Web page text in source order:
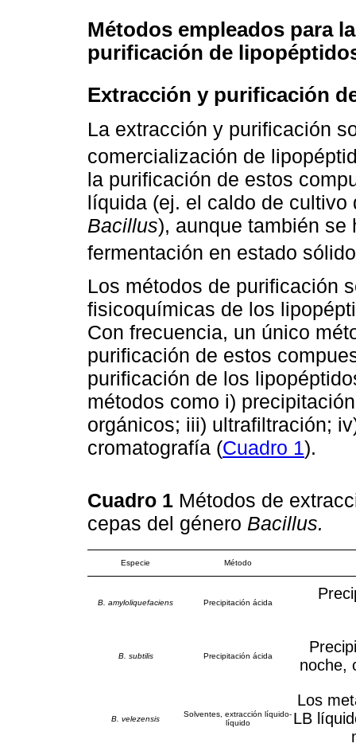
Métodos empleados para
purificación de
Extracción y purificación
La extracción y purificación
comercialización de
la purificación de estos
líquida (ej. el caldo de
Bacillus), aunque también se
fermentación en estado
Los métodos de purificación
fisicoquímicas de los
Con frecuencia, un único
purificación de estos
purificación de los
métodos como i)
orgánicos; iii) ultrafiltración;
cromatografía (Cuadro 1).
Cuadro 1 Métodos de
cepas del género Bacillus.
Especie Método
B. amyloliquefaciens Precipitación ácida
B. subtilis Precipitación ácida
noche,
B. velezensis
Solventes, extracción líquido-
líquido
Los
LB